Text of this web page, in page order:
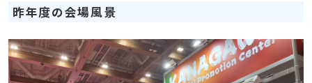
昨年度の会場風景